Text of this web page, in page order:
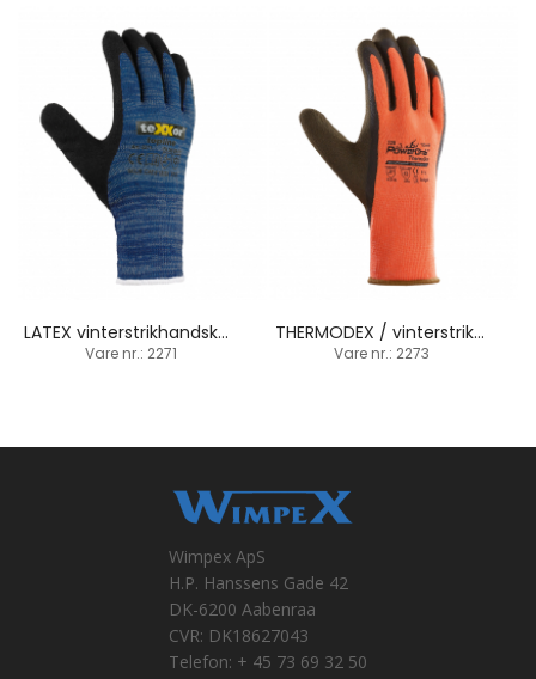
LATEX vinterstrikhandske / strikbund
Vare nr.: 2271
THERMODEX / vinterstrikhandske / vandafvisende for
Vare nr.: 2273
Wimpex ApS
H.P. Hanssens Gade 42
DK-6200 Aabenraa
CVR: DK18627043
Telefon: + 45 73 69 32 50